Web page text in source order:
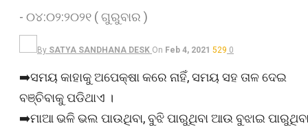
- ୦୪:୦୨:୨୦୨୧ ( ଗୁରୁବାର )
By SATYA SANDHANA DESK On Feb 4, 2021 529 0
➡️ସମୟ କାହାକୁ ଅପେକ୍ଷା କରେ ନାହିଁ, ସମୟ ସହ ତାଳ ଦେଇ
ବଞ୍ଚିବାକୁ ପଡିଥାଏ ।
➡️ମାଆ ଭଳି ଭଲ ପାଉଥିବା, ବୁଝି ପାରୁଥିବା ଆଉ ବୁଝାଇ